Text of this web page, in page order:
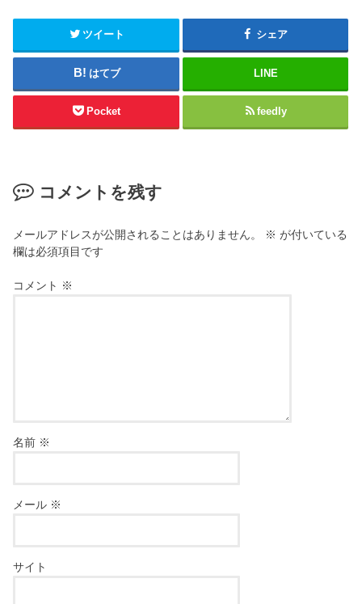
ツイート シェア
はてブ LINE
Pocket feedly
コメントを残す
メールアドレスが公開されることはありません。 ※ が付いている
欄は必須項目です
コメント ※
名前 ※
メール ※
サイト